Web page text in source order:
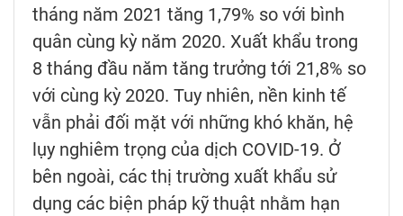
tháng năm 2021 tăng 1,79% so với bình
quân cùng kỳ năm 2020. Xuất khẩu trong
8 tháng đầu năm tăng trưởng tới 21,8% so
với cùng kỳ 2020. Tuy nhiên, nền kinh tế
vẫn phải đối mặt với những khó khăn, hệ
lụy nghiêm trọng của dịch COVID-19. Ở
bên ngoài, các thị trường xuất khẩu sử
dụng các biện pháp kỹ thuật nhằm hạn